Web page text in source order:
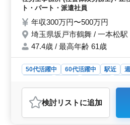
材制度制定 ・労務
作成 ・助成金業務
採用活動、積極的
りやすく解決に導
問い合わせください
ト・パート・派遣社員
年収300万円〜500万円
埼玉県坂戸市鶴舞 / 一本松駅
47.4歳 / 最高年齢 61歳
50代活躍中 60代活躍中 駅近
社労士事務所
おすすめポイント
＜ベテラン層積極採用＞ 50代以
検討リスト に追加